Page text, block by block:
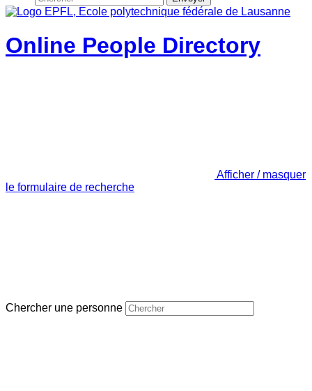
Online People Directory
Afficher / masquer
le formulaire de recherche
Chercher une personne